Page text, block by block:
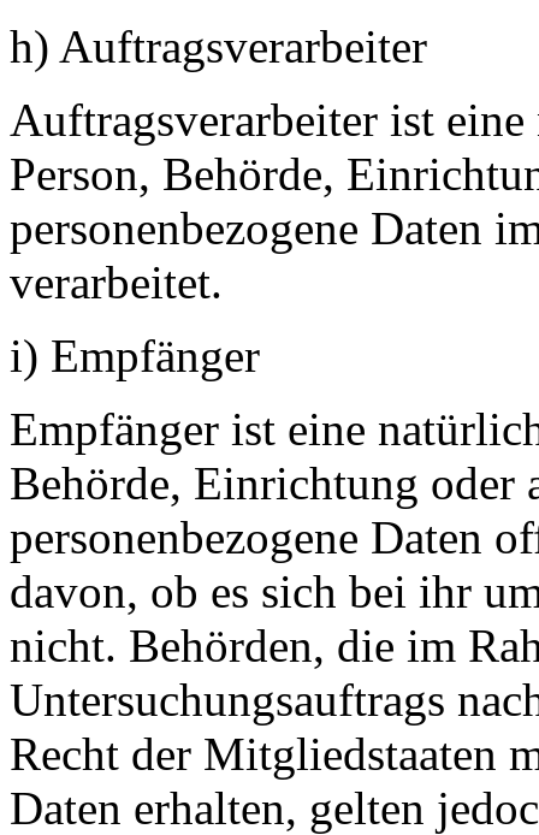
h) Auftragsverarbeiter
Auftragsverarbeiter ist
Person, Behörde,
personenbezogene Daten
verarbeitet.
i) Empfänger
Empfänger ist eine
Behörde, Einrichtung oder
personenbezogene Daten
davon, ob es sich bei ihr
nicht. Behörden, die im
Untersuchungsauftrags
Recht der Mitgliedstaaten
Daten erhalten, gelten